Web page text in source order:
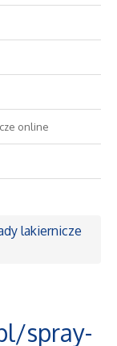
online
lakiernicze
spray-